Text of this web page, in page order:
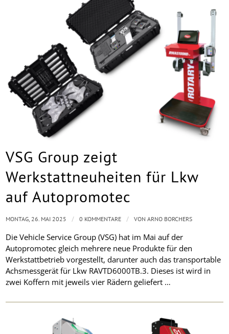
VSG Group zeigt
Werkstattneuheiten für Lkw
auf Autopromotec
Die Vehicle Service Group (VSG) hat im Mai auf der
Autopromotec gleich mehrere neue Produkte für den
Werkstattbetrieb vorgestellt, darunter auch das transportable
Achsmessgerät für Lkw RAVTD6000TB.3. Dieses ist wird in
zwei Koffern mit jeweils vier Rädern geliefert …
MONTAG, 26. MAI 2025 / 0 KOMMENTARE / VONARNO BORCHERS